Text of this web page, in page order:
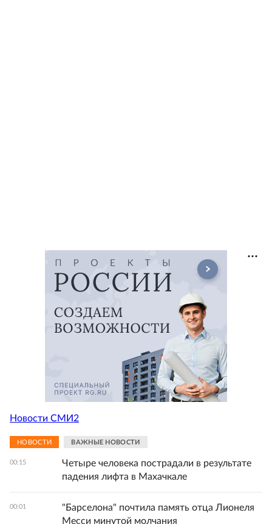
Новости СМИ2
НОВОСТИ ВАЖНЫЕ НОВОСТИ
00:15
Четыре человека пострадали в результате
падения лифта в Махачкале
00:01
"Барселона" почтила память отца Лионеля
Месси минутой молчания